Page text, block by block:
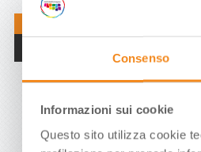
Consenso
Informazioni sui cookie
Questo sito utilizza cookie
Massimo
Modena ospiterà
in un momento
5 Giu, 2025